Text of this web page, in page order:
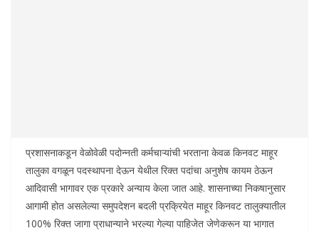
प्रशासनाकडून वेळोवेळी पदोन्नती कर्मचाऱ्यांची भरताना केवळ किनवट माहूर
तालुका वगळून पदस्थापना देऊन येथील रिक्त पदांचा अनुशेष कायम ठेऊन
आदिवासी भागावर एक प्रकारे अन्याय केला जात आहे. शासनाच्या निकषानुसार
आगामी होत असलेल्या समुपदेशन बदली प्रक्रियेत माहूर किनवट तालुक्यातील
100% रिक्त जागा प्राधान्याने भरल्या गेल्या पाहिजेत जेणेकरून या भागात